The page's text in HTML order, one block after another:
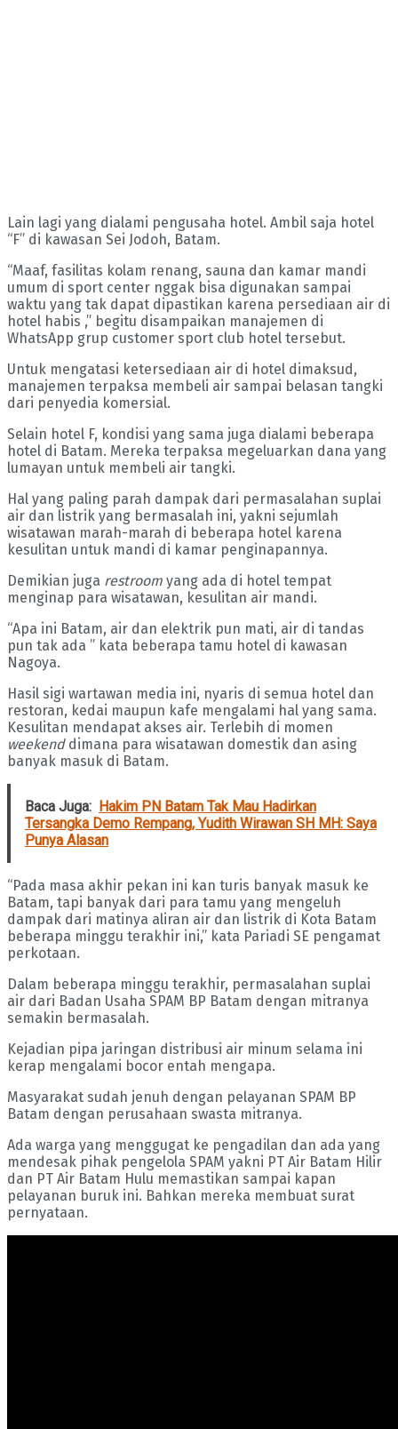
Lain lagi yang dialami pengusaha hotel. Ambil saja hotel
“F” di kawasan Sei Jodoh, Batam.
“Maaf, fasilitas kolam renang, sauna dan kamar mandi
umum di sport center nggak bisa digunakan sampai
waktu yang tak dapat dipastikan karena persediaan air di
hotel habis ,” begitu disampaikan manajemen di
WhatsApp grup customer sport club hotel tersebut.
Untuk mengatasi ketersediaan air di hotel dimaksud,
manajemen terpaksa membeli air sampai belasan tangki
dari penyedia komersial.
Selain hotel F, kondisi yang sama juga dialami beberapa
hotel di Batam. Mereka terpaksa megeluarkan dana yang
lumayan untuk membeli air tangki.
Hal yang paling parah dampak dari permasalahan suplai
air dan listrik yang bermasalah ini, yakni sejumlah
wisatawan marah-marah di beberapa hotel karena
kesulitan untuk mandi di kamar penginapannya.
Demikian juga restroom yang ada di hotel tempat
menginap para wisatawan, kesulitan air mandi.
“Apa ini Batam, air dan elektrik pun mati, air di tandas
pun tak ada ” kata beberapa tamu hotel di kawasan
Nagoya.
Hasil sigi wartawan media ini, nyaris di semua hotel dan
restoran, kedai maupun kafe mengalami hal yang sama.
Kesulitan mendapat akses air. Terlebih di momen
weekenddimana para wisatawan domestik dan asing
banyak masuk di Batam.
Baca Juga: Hakim PN Batam Tak Mau Hadirkan
Tersangka Demo Rempang, Yudith Wirawan SH MH: Saya
Punya Alasan
“Pada masa akhir pekan ini kan turis banyak masuk ke
Batam, tapi banyak dari para tamu yang mengeluh
dampak dari matinya aliran air dan listrik di Kota Batam
beberapa minggu terakhir ini,” kata Pariadi SE pengamat
perkotaan.
Dalam beberapa minggu terakhir, permasalahan suplai
air dari Badan Usaha SPAM BP Batam dengan mitranya
semakin bermasalah.
Kejadian pipa jaringan distribusi air minum selama ini
kerap mengalami bocor entah mengapa.
Masyarakat sudah jenuh dengan pelayanan SPAM BP
Batam dengan perusahaan swasta mitranya.
Ada warga yang menggugat ke pengadilan dan ada yang
mendesak pihak pengelola SPAM yakni PT Air Batam Hilir
dan PT Air Batam Hulu memastikan sampai kapan
pelayanan buruk ini. Bahkan mereka membuat surat
pernyataan.